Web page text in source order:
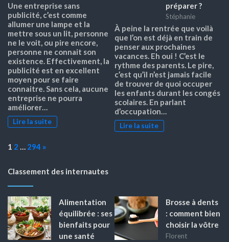
Une entreprise sans
publicité, c’est comme
allumer une lampe et la
mettre sous un lit, personne
ne le voit, ou pire encore,
personne ne connait son
existence. Effectivement, la
publicité est en excellent
moyen pour se faire
connaitre. Sans cela, aucune
entreprise ne pourra
améliorer…
Lire la suite
préparer ?
Stéphanie
À peine la rentrée que voilà
que l’on est déjà en train de
penser aux prochaines
vacances. Eh oui ! C’est le
rythme des parents. Le pire,
c’est qu’il n’est jamais facile
de trouver de quoi occuper
les enfants durant les congés
scolaires. En parlant
d’occupation…
Lire la suite
Page:
1 2 … 294 Next
»
Classement des internautes
Alimentation
équilibrée : ses
bienfaits pour
une santé
Brosse à dents
: comment bien
choisir la vôtre
Florent